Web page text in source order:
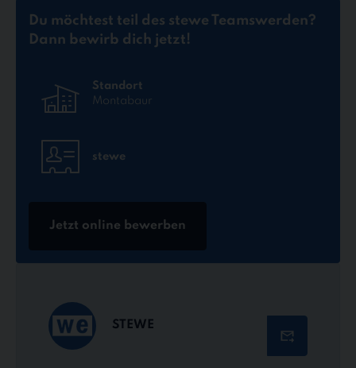
Du möchtest teil des stewe Teamswerden?
Dann bewirb dich jetzt!
Standort
Montabaur
stewe
Jetzt online bewerben
STEWE